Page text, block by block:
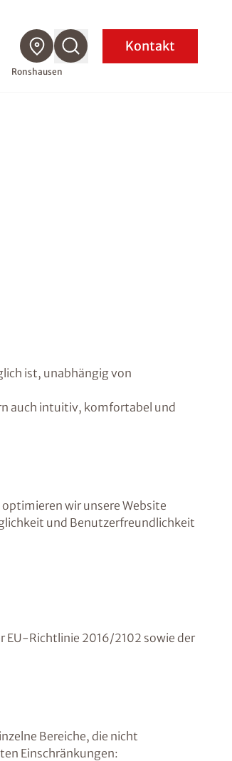
Ronshausen
Kontakt
ist, unabhängig von
auch intuitiv, komfortabel und
wir unsere Website
und Benutzerfreundlichkeit
EU-Richtlinie 2016/2102 sowie der
Bereiche, die nicht
Einschränkungen: